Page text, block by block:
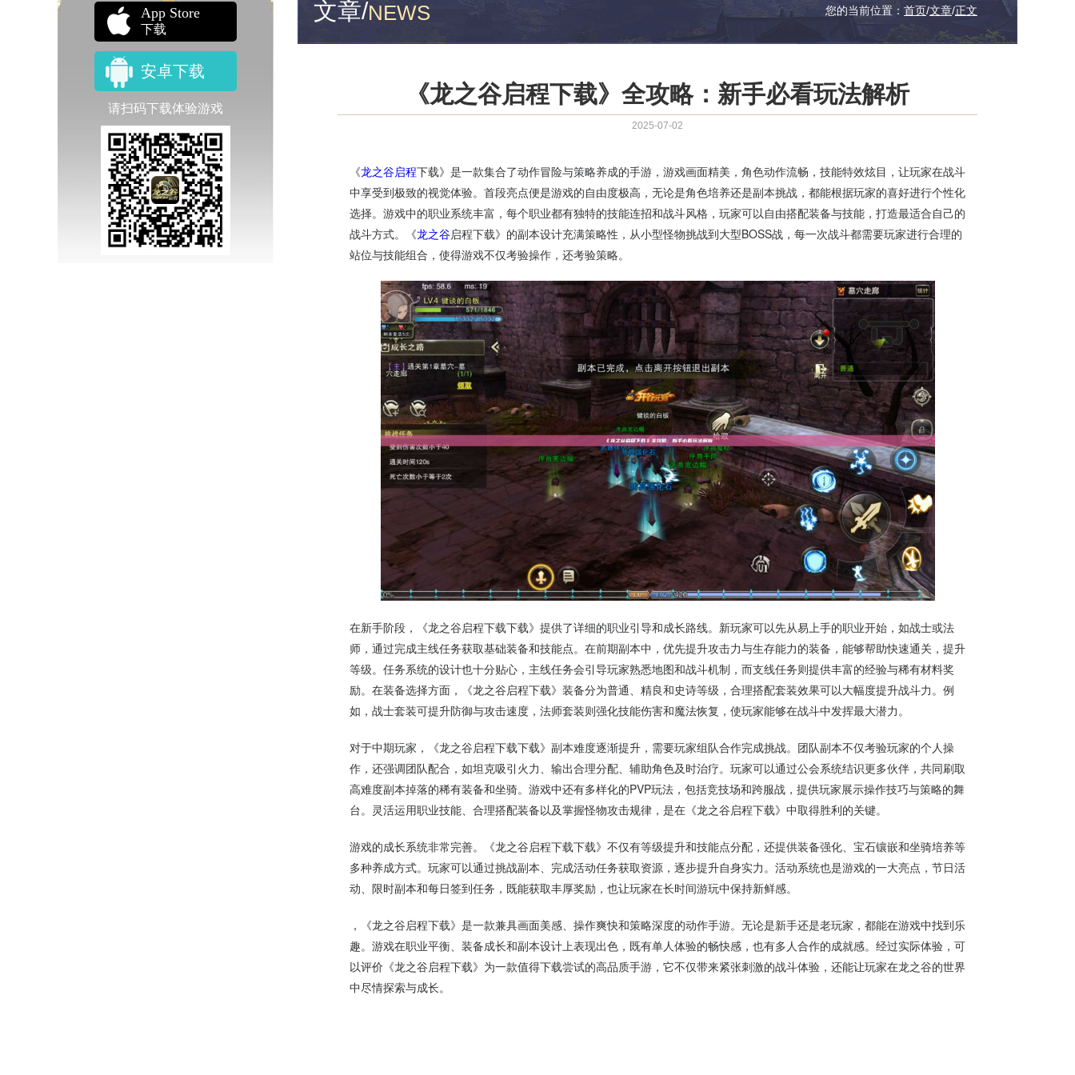
App Store
下载
安卓下载
请扫码下载体验游戏
文章/NEWS 您的当前位置： 首页/文章/正文
《龙之谷启程下载》全攻略：新手必看玩法解析
2025-07-02
《龙之谷启程下载》是一款集合了动作冒险与策略养成的手游，游戏画面精美，角色动作流畅，技能特效炫目，让玩家在战斗
中享受到极致的视觉体验。首段亮点便是游戏的自由度极高，无论是角色培养还是副本挑战，都能根据玩家的喜好进行个性化
选择。游戏中的职业系统丰富，每个职业都有独特的技能连招和战斗风格，玩家可以自由搭配装备与技能，打造最适合自己的
战斗方式。《龙之谷启程下载》的副本设计充满策略性，从小型怪物挑战到大型BOSS战，每一次战斗都需要玩家进行合理的
站位与技能组合，使得游戏不仅考验操作，还考验策略。
在新手阶段，《龙之谷启程下载下载》提供了详细的职业引导和成长路线。新玩家可以先从易上手的职业开始，如战士或法
师，通过完成主线任务获取基础装备和技能点。在前期副本中，优先提升攻击力与生存能力的装备，能够帮助快速通关，提升
等级。任务系统的设计也十分贴心，主线任务会引导玩家熟悉地图和战斗机制，而支线任务则提供丰富的经验与稀有材料奖
励。在装备选择方面，《龙之谷启程下载》装备分为普通、精良和史诗等级，合理搭配套装效果可以大幅度提升战斗力。例
如，战士套装可提升防御与攻击速度，法师套装则强化技能伤害和魔法恢复，使玩家能够在战斗中发挥最大潜力。
对于中期玩家，《龙之谷启程下载下载》副本难度逐渐提升，需要玩家组队合作完成挑战。团队副本不仅考验玩家的个人操
作，还强调团队配合，如坦克吸引火力、输出合理分配、辅助角色及时治疗。玩家可以通过公会系统结识更多伙伴，共同刷取
高难度副本掉落的稀有装备和坐骑。游戏中还有多样化的PVP玩法，包括竞技场和跨服战，提供玩家展示操作技巧与策略的舞
台。灵活运用职业技能、合理搭配装备以及掌握怪物攻击规律，是在《龙之谷启程下载》中取得胜利的关键。
游戏的成长系统非常完善。《龙之谷启程下载下载》不仅有等级提升和技能点分配，还提供装备强化、宝石镶嵌和坐骑培养等
多种养成方式。玩家可以通过挑战副本、完成活动任务获取资源，逐步提升自身实力。活动系统也是游戏的一大亮点，节日活
动、限时副本和每日签到任务，既能获取丰厚奖励，也让玩家在长时间游玩中保持新鲜感。
，《龙之谷启程下载》是一款兼具画面美感、操作爽快和策略深度的动作手游。无论是新手还是老玩家，都能在游戏中找到乐
趣。游戏在职业平衡、装备成长和副本设计上表现出色，既有单人体验的畅快感，也有多人合作的成就感。经过实际体验，可
以评价《龙之谷启程下载》为一款值得下载尝试的高品质手游，它不仅带来紧张刺激的战斗体验，还能让玩家在龙之谷的世界
中尽情探索与成长。